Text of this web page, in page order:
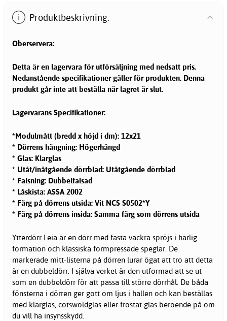
Produktbeskrivning:
Oberservera:
Detta är en lagervara för utförsäljning med nedsatt pris.
Nedanstående specifikationer gäller för produkten. Denna
produkt går inte att beställa när lagret är slut.
Lagervarans Specifikationer:
*Modulmått (bredd x höjd i dm): 12x21
* Dörrens hängning: Högerhängd
* Glas: Klarglas
* Utåt/inåtgående dörrblad: Utåtgående dörrblad
* Falsning: Dubbelfalsad
* Låskista: ASSA 2002
* Färg på dörrens utsida: Vit NCS S0502*Y
* Färg på dörrens insida: Samma färg som dörrens utsida
Ytterdörr Leia är en dörr med fasta vackra spröjs i härlig
formation och klassiska formpressade speglar. De
markerade mitt-listerna på dörren lurar ögat att tro att detta
är en dubbeldörr. I själva verket är den utformad att se ut
som en dubbeldörr för att passa till större dörrhål. De båda
fönsterna i dörren ger gott om ljus i hallen och kan beställas
med klarglas, cotswoldglas eller frostat glas beroende på om
du vill ha insynsskydd.